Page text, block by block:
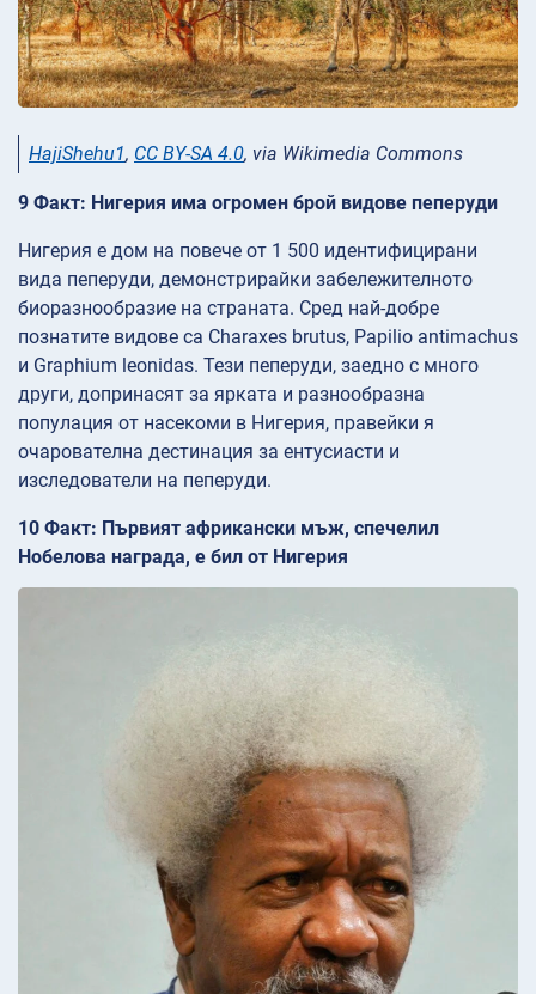
HajiShehu1, CC BY-SA 4.0, via Wikimedia Commons
9 Факт: Нигерия има огромен брой видове пеперуди
Нигерия е дом на повече от 1 500 идентифицирани
вида пеперуди, демонстрирайки забележителното
биоразнообразие на страната. Сред най-добре
познатите видове са Charaxes brutus, Papilio antimachus
и Graphium leonidas. Тези пеперуди, заедно с много
други, допринасят за ярката и разнообразна
популация от насекоми в Нигерия, правейки я
очарователна дестинация за ентусиасти и
изследователи на пеперуди.
10 Факт: Първият африкански мъж, спечелил
Нобелова награда, е бил от Нигерия